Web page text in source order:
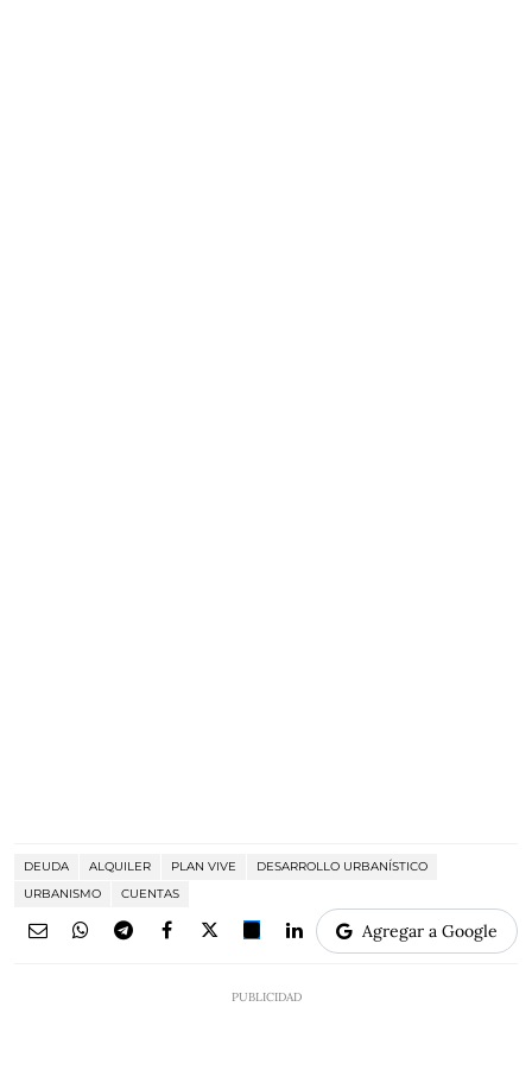
DEUDA ALQUILER PLAN VIVE
DESARROLLO URBANÍSTICO
URBANISMO
CUENTAS
Agregar a Google